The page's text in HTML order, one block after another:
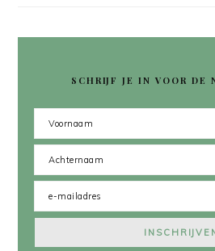
SCHRIJF JE IN VOOR DE